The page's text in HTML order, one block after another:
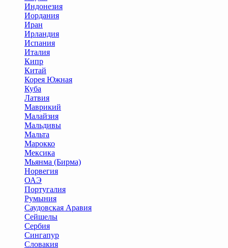
Индонезия
Иордания
Иран
Ирландия
Испания
Италия
Кипр
Китай
Корея Южная
Куба
Латвия
Маврикий
Малайзия
Мальдивы
Мальта
Марокко
Мексика
Мьянма (Бирма)
Норвегия
ОАЭ
Португалия
Румыния
Саудовская Аравия
Сейшелы
Сербия
Сингапур
Словакия